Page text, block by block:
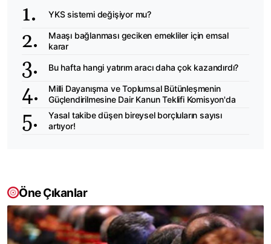
YKS sistemi değişiyor mu?
Maaşı bağlanması geciken emekliler için emsal
karar
Bu hafta hangi yatırım aracı daha çok kazandırdı?
Milli Dayanışma ve Toplumsal Bütünleşmenin
Güçlendirilmesine Dair Kanun Teklifi Komisyon'da
Yasal takibe düşen bireysel borçluların sayısı
artıyor!
Öne Çıkanlar